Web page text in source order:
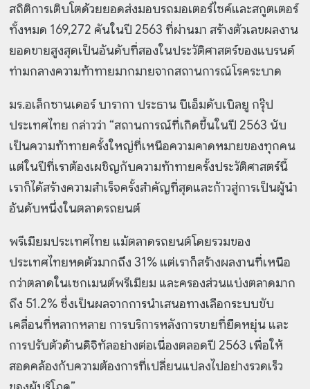
สถิติการเติบโตด้วยยอดส่งมอบรถมอเตอร์ไซค์และสกูตเตอร์
ทั้งหมด 169,272 คันในปี 2563 ที่ผ่านมา สร้างตัวเลขผลงาน
ยอดขายสูงสุดเป็นอันดับที่สองในประวัติศาสตร์ของแบรนด์
ท่ามกลางความท้าทายมากมายจากสถานการณ์โรคระบาด
มร.อเล็กซานเดอร์ บารากา ประธาน บีเอ็มดับเบิลยู กรุ๊ป
ประเทศไทย กล่าวว่า “สถานการณ์ที่เกิดขึ้นในปี 2563 นับ
เป็นความท้าทายครั้งใหญ่ที่เหนือความคาดหมายของทุกคน
แต่ในปีที่เราต้องเผชิญกับความท้าทายครั้งประวัติศาสตร์นี้
เราก็ได้สร้างความสำเร็จครั้งสำคัญที่สุดและก้าวสู่การเป็นผู้นำ
อันดับหนึ่งในตลาดรถยนต์
พรีเมียมประเทศไทย แม้ตลาดรถยนต์โดยรวมของ
ประเทศไทยหดตัวมากถึง 31% แต่เราก็สร้างผลงานที่เหนือ
กว่าตลาดในเซกเมนต์พรีเมียม และครองส่วนแบ่งตลาดมาก
ถึง 51.2% ซึ่งเป็นผลจากการนำเสนอทางเลือกระบบขับ
เคลื่อนที่หลากหลาย การบริการหลังการขายที่ยืดหยุ่น และ
การปรับตัวด้านดิจิทัลอย่างต่อเนื่องตลอดปี 2563 เพื่อให้
สอดคล้องกับความต้องการที่เปลี่ยนแปลงไปอย่างรวดเร็ว